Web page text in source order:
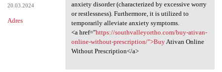
20.03.2024
Adres
anxiety disorder (characterized by excessive worry
or restlessness). Furthermore, it is utilized to
temporarily alleviate anxiety symptoms.
<a href="https://southvalleyortho.com/buy-ativan-
online-without-prescription/">BuyAtivan Online
Without Prescription</a>